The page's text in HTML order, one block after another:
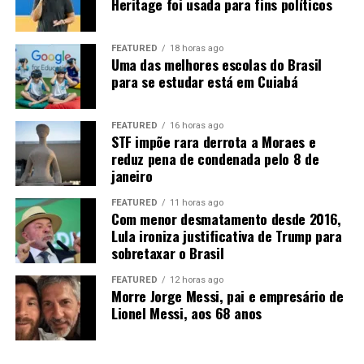
“Então nós temos um desafio aí para levar
biocombustíveis”
está a implantação de umetanoldutopara conectar
Mato Grosso aos grandes centros consumidores, como
São Paulo e Rio de Janeiro.
um etanolduto. Nós já estamos fazendo um projeto, tem
alguns trabalhos nesse sentido”
A expansão ferroviária, a duplicação da BR-163 e a
Ferrogrão também são consideradas estratégicas para
reduzir o custo de transporte. A ligação com o Arco
Norte pode ampliar ainda o acesso aos mercados
internacionais, principalmente na Ásia e na Europa.
FEATURED 18 horas ago
Uma das melhores escolas do Brasil
para se estudar está em Cuiabá
FEATURED 16 horas ago
STF impõe rara derrota a Moraes e
reduz pena de condenada pelo 8 de
janeiro
FEATURED 11 horas ago
Com menor desmatamento desde 2016,
Lula ironiza justificativa de Trump para
sobretaxar o Brasil
FEATURED 12 horas ago
Morre Jorge Messi, pai e empresário de
Lionel Messi, aos 68 anos